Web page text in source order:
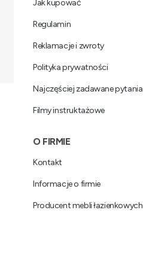
Jak kupować
Regulamin
Reklamacje i zwroty
Polityka prywatności
Najczęściej zadawane pytania
Filmy instruktażowe
O FIRMIE
Kontakt
Informacje o firmie
Producent mebli łazienkowych